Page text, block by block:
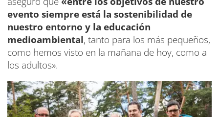
evento siempre está la sostenibilidad de
nuestro entorno y la educación
medioambiental, tanto para los más pequeños,
como hemos visto en la mañana de hoy, como a
los adultos».